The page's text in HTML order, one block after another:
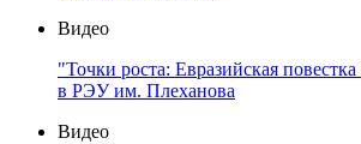
Видео
"Точки роста: Евразийская
в РЭУ им. Плеханова
Видео